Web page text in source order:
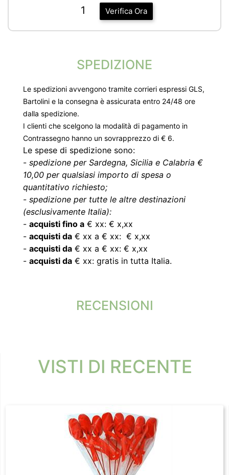
Verifica Ora
1
SPEDIZIONE
Le spedizioni avvengono tramite corrieri espressi GLS,
Bartolini e la consegna è assicurata entro 24/48 ore
dalla spedizione.
I clienti che scelgono la modalità di pagamento in
Contrassegno hanno un sovrapprezzo di € 6.
Le spese di spedizione sono:
- spedizione per Sardegna, Sicilia e Calabria €
10,00 per qualsiasi importo di spesa o
quantitativo richiesto;
- spedizione per tutte le altre destinazioni
(esclusivamente Italia):
- acquisti fino a € xx: € x,xx
- acquisti da € xx a € xx: € x,xx
- acquisti da € xx a € xx: € x,xx
- acquisti da € xx: gratis in tutta Italia.
RECENSIONI
VISTI DI RECENTE